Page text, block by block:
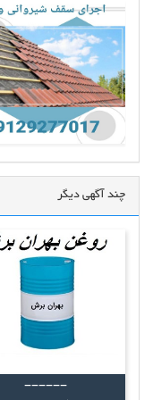
چند آگهی دیگر
------